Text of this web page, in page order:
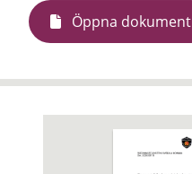
Öppna dokument